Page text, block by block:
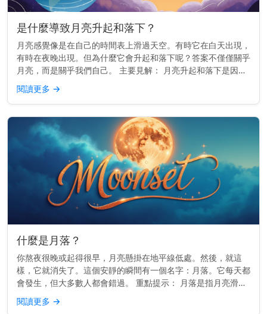
是什麼導致月亮升起和落下？
月亮感覺像是在自己的時間表上滑過天空。有時它在白天出現，
有時在夜晚出現。但為什麼它會升起和落下呢？答案不僅僅關乎
月亮，而是關乎我們自己。 主要見解： 月亮升起和落下是因為
地球在旋轉——而不是因為月亮移動得那麼快。 它真正移動的
原因 地球每2...
閱讀更多 →
什麼是月落？
你熬夜很晚或起得很早，月亮懸掛在地平線低處。然後，就這
樣，它就消失了。這個安靜的瞬間有一個名字：月落。它每天都
會發生，但大多數人都會錯過。 重點提示： 月落是指月亮滑落
到西方地平線以下，就像日落一樣，但較為柔和。 月落的運作
原理 地球由西向...
閱讀更多 →